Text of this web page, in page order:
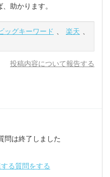
助かります。
ッグキーワード 、 楽天 、
投稿内容について報告する
問は終了しました
る質問をする